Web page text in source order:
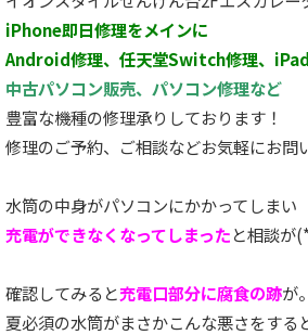
iPhone即日修理をメインに
Android修理、任天堂Switch修理、
中古パソコン販売、パソコン修理など
豊富な機種の修理承りしております！
修理のご予約、ご相談などお気軽にお問
水筒の中身がパソコンにかかってしまい
充電ができなくなってしまったと相談が
確認してみると充電口部分に腐食の跡が。
夏必須の水筒がまさかこんな悪さをする